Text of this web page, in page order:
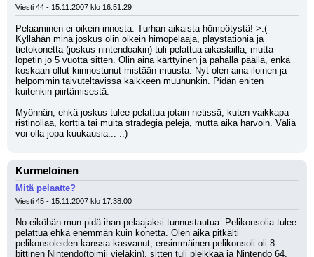
Viesti 44 - 15.11.2007 klo 16:51:29
Pelaaminen ei oikein innosta. Turhan aikaista hömpötystä! >:(
Kyllähän minä joskus olin oikein himopelaaja, playstationia ja
tietokonetta (joskus nintendoakin) tuli pelattua aikaslailla, mutta
lopetin jo 5 vuotta sitten. Olin aina kärttyinen ja pahalla päällä, enkä
koskaan ollut kiinnostunut mistään muusta. Nyt olen aina iloinen ja
helpommin taivuteltavissa kaikkeen muuhunkin. Pidän eniten
kuitenkin piirtämisestä.
Myönnän, ehkä joskus tulee pelattua jotain netissä, kuten vaikkapa
ristinollaa, korttia tai muita stradegia pelejä, mutta aika harvoin. Väliä
voi olla jopa kuukausia... ::)
Kurmeloinen
Mitä pelaatte?
Viesti 45 - 15.11.2007 klo 17:38:00
No eiköhän mun pidä ihan pelaajaksi tunnustautua. Pelikonsolia tulee
pelattua ehkä enemmän kuin konetta. Olen aika pitkälti
pelikonsoleiden kanssa kasvanut, ensimmäinen pelikonsoli oli 8-
bittinen Nintendo(toimii vieläkin), sitten tuli pleikkaa ja Nintendo 64,